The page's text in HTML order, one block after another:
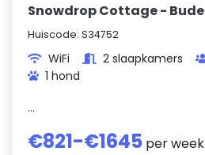
Snowdrop Cottage - Bude
Huiscode: S34752
WiFi 2 slaapkamers
1 hond
...
€821-€1645 per week